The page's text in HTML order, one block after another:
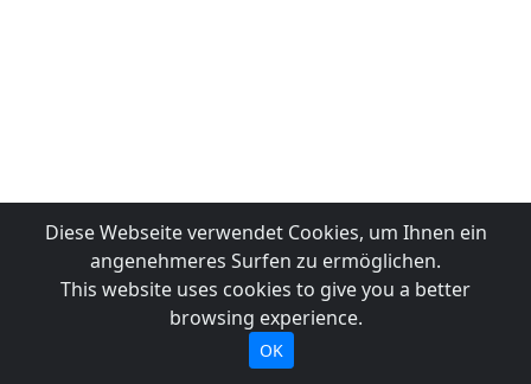
Diese Webseite verwendet Cookies, um Ihnen ein
angenehmeres Surfen zu ermöglichen.
This website uses cookies to give you a better
browsing experience.
OK